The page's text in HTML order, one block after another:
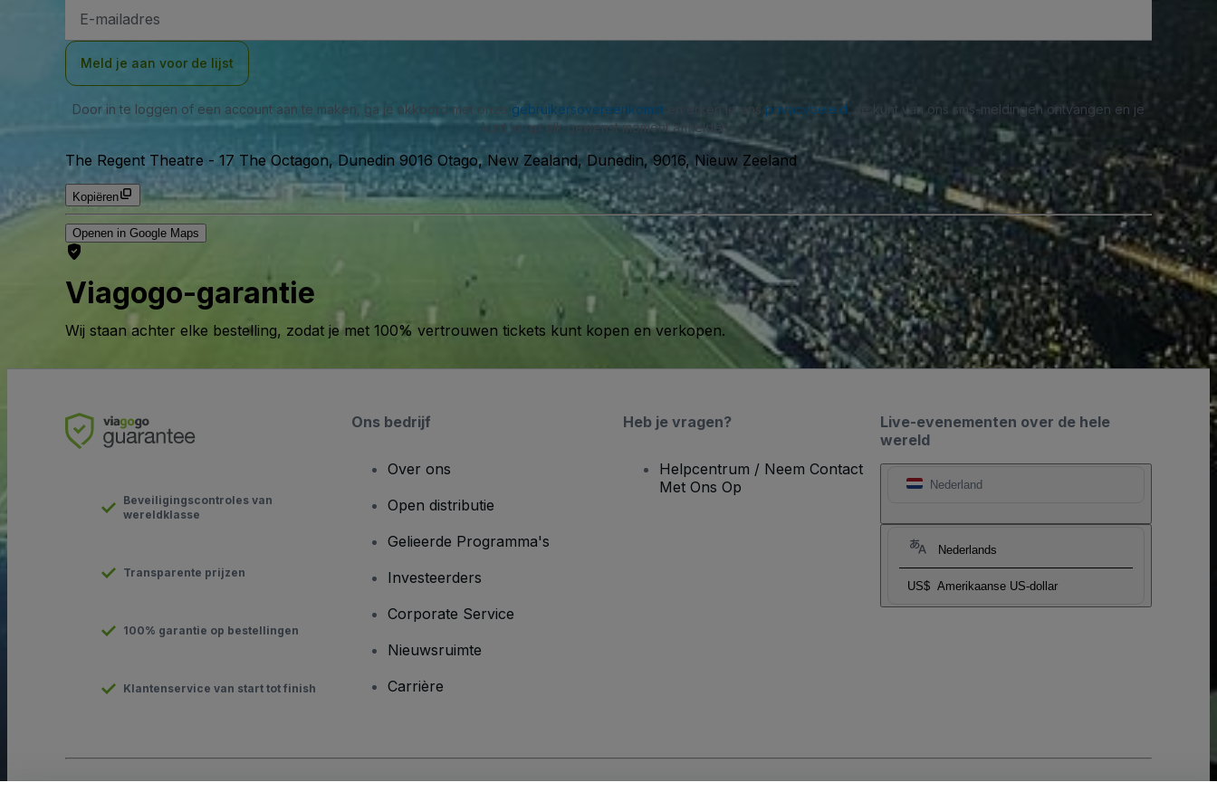
mailadres
Meld je aan voor de lijst
Door in te loggen of een account aan te maken, ga je akkoord met onze gebruikersovereenkomst en erken je ons privacybeleid . Je kunt van ons sms-meldingen ontvangen en je
kunt je op elk gewenst moment afmelden.
The Regent Theatre - 17 The Octagon, Dunedin 9016 Otago, New Zealand, Dunedin, 9016, Nieuw Zeeland
Kopiëren
Openen in Google Maps
Viagogo-garantie
Wij staan achter elke bestelling, zodat je met 100% vertrouwen tickets kunt kopen en verkopen.
Live-evenementen over de hele
wereld
Nederland
Nederlands
US$ Amerikaanse US-dollar
Beveiligingscontroles van
wereldklasse
Transparente prijzen
100% garantie op bestellingen
Klantenservice van start tot finish
Ons bedrijf
Over ons
Open distributie
Gelieerde Programma's
Investeerders
Corporate Service
Nieuwsruimte
Carrière
Heb je vragen?
Helpcentrum / Neem Contact
Met Ons Op